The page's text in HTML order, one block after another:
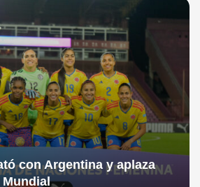
con Argentina y aplaza